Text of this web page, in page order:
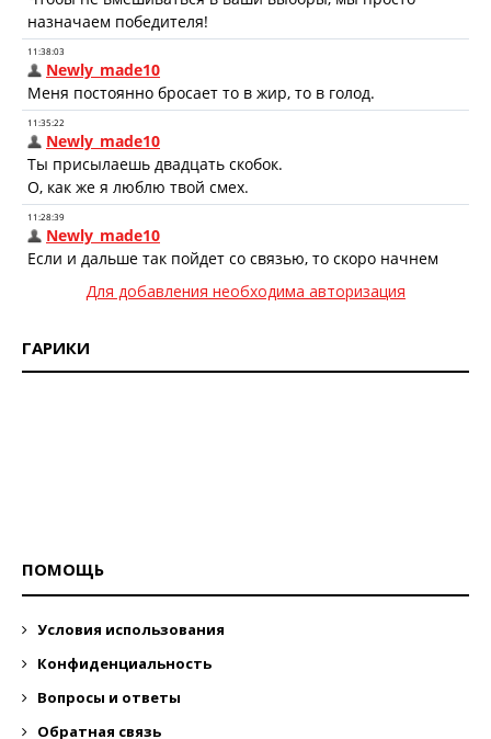
Для добавления необходима авторизация
ГАРИКИ
ПОМОЩЬ
Условия использования
Конфиденциальность
Вопросы и ответы
Обратная связь